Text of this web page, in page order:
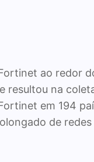
ao redor
resultou na
em 194
de